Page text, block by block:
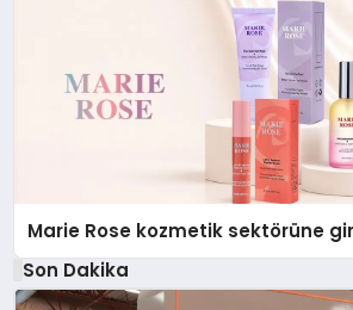
Marie Rose kozmetik sektörüne
Son Dakika